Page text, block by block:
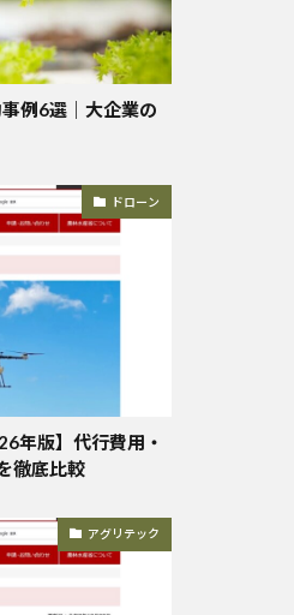
例6選｜大企業の
ドローン
年版】代行費用・
徹底比較
アグリテック